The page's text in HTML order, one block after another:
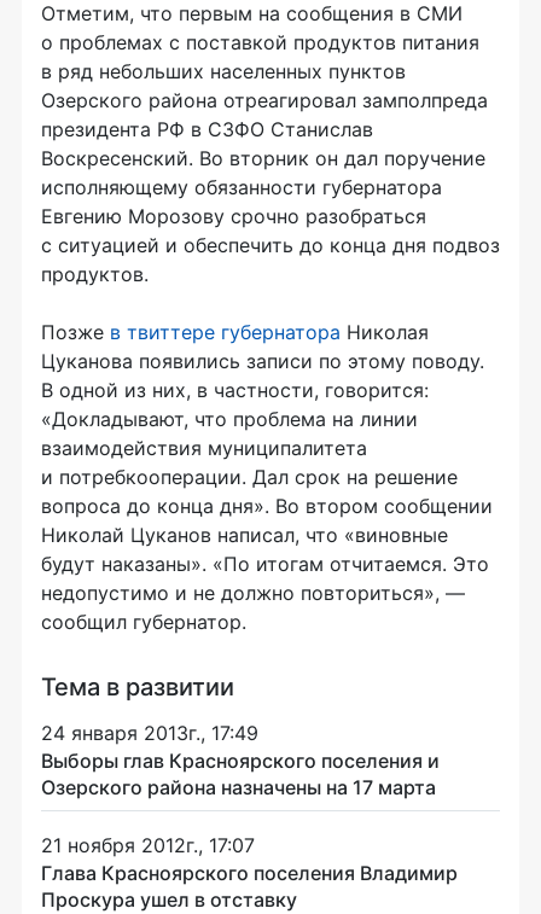
Отметим, что первым на сообщения в СМИ
о проблемах с поставкой продуктов питания
в ряд небольших населенных пунктов
Озерского района отреагировал замполпреда
президента РФ в СЗФО Станислав
Воскресенский. Во вторник он дал поручение
исполняющему обязанности губернатора
Евгению Морозову срочно разобраться
с ситуацией и обеспечить до конца дня подвоз
продуктов.
Позже в твиттере губернатора Николая
Цуканова появились записи по этому поводу.
В одной из них, в частности, говорится:
«Докладывают, что проблема на линии
взаимодействия муниципалитета
и потребкооперации. Дал срок на решение
вопроса до конца дня». Во втором сообщении
Николай Цуканов написал, что «виновные
будут наказаны». «По итогам отчитаемся. Это
недопустимо и не должно повториться», —
сообщил губернатор.
Тема в развитии
24 января 2013г., 17:49
Выборы глав Красноярского поселения и
Озерского района назначены на 17 марта
21 ноября 2012г., 17:07
Глава Красноярского поселения Владимир
Проскура ушел в отставку